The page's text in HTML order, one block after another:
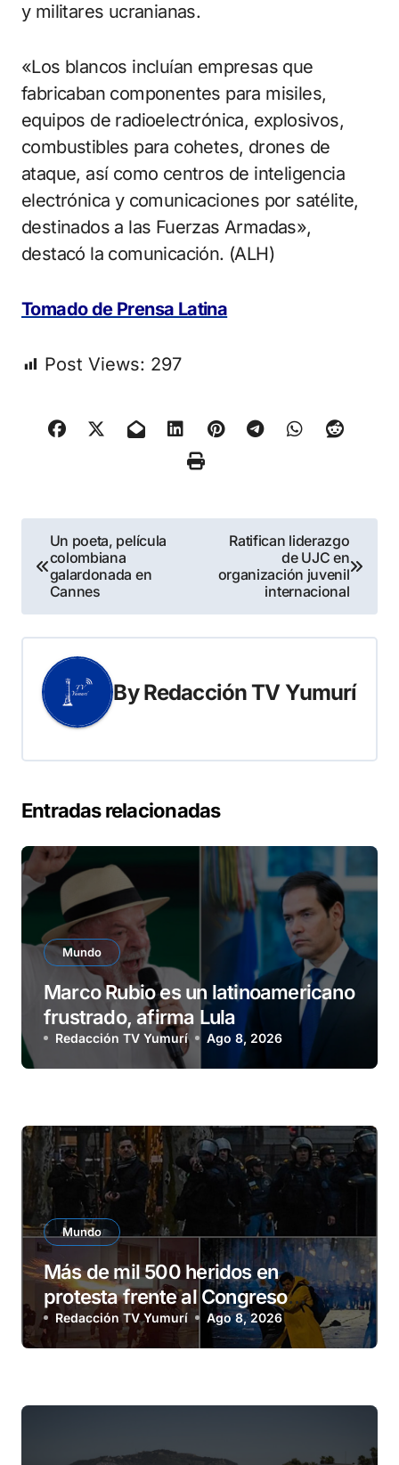
y militares ucranianas.
«Los blancos incluían empresas que
fabricaban componentes para misiles,
equipos de radioelectrónica, explosivos,
combustibles para cohetes, drones de
ataque, así como centros de inteligencia
electrónica y comunicaciones por satélite,
destinados a las Fuerzas Armadas»,
destacó la comunicación. (ALH)
Tomado de Prensa Latina
Post Views: 297
Navegación
de
entradas
Un poeta, película
colombiana
galardonada en
Cannes
Ratifican liderazgo
de UJC en
organización juvenil
internacional
ByRedacción TV Yumurí
Entradas relacionadas
Mundo
Marco Rubio es un latinoamericano
frustrado, afirma Lula
Redacción TV Yumurí Ago 8, 2026
Mundo
Más de mil 500 heridos en
protesta frente al Congreso
argentino
Redacción TV Yumurí Ago 8, 2026